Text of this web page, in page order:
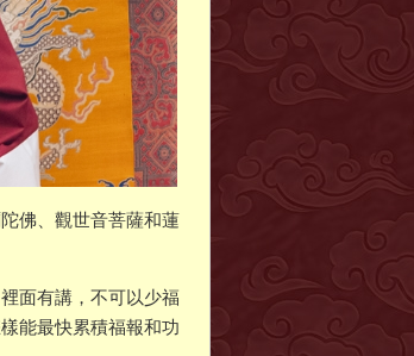
佛、觀世音菩薩和蓮
面有講，不可以少福
能最快累積福報和功